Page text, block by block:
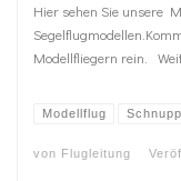
Hier sehen Sie unsere
Modellfliegern rein.
Modellflug
von Flugleitung